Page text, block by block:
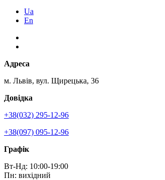
Ua
En
Адреса
м. Львів, вул. Щирецька, 36
Довідка
+38(032) 295-12-96
+38(097) 095-12-96
Графік
Вт-Нд: 10:00-19:00
Пн: вихідний